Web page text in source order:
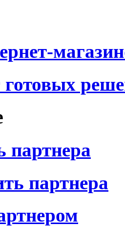
готовых
партнера
партнера